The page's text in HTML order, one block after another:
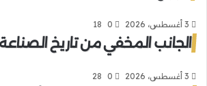
3 أغسطس، 2026 0
18
الجانب المخفي من تاريخ
3 أغسطس، 2026 0
28